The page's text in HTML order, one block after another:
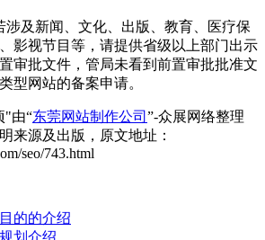
涉及新闻、文化、出版、教育、医疗保
影视节目等，请提供省级以上部门出示
审批文件，管局未看到前置审批批准文
型网站的备案申请。
"由“东莞网站制作公司 ”-众展网络整理
来源及出版，原文地址：
seo/743.html
的的介绍
划介绍